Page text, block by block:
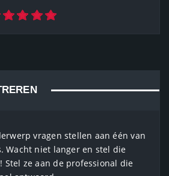
vragen stellen aan één van
Wacht niet langer en stel die
Stel ze aan de professional die